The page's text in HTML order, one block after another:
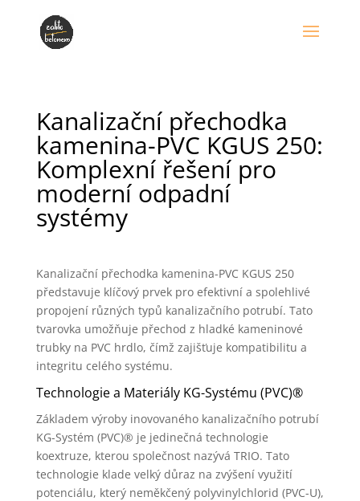
Kanalizační přechodka
kamenina-PVC KGUS 250:
Komplexní řešení pro
moderní odpadní
systémy
Kanalizační přechodka kamenina-PVC KGUS 250
představuje klíčový prvek pro efektivní a spolehlivé
propojení různých typů kanalizačního potrubí. Tato
tvarovka umožňuje přechod z hladké kameninové
trubky na PVC hrdlo, čímž zajišťuje kompatibilitu a
integritu celého systému.
Technologie a Materiály KG-Systému (PVC)®
Základem výroby inovovaného kanalizačního potrubí
KG-Systém (PVC)® je jedinečná technologie
koextruze, kterou společnost nazývá TRIO. Tato
technologie klade velký důraz na zvýšení využití
potenciálu, který neměkčený polyvinylchlorid (PVC-U),